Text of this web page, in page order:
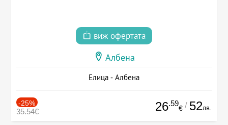
виж офертата
Албена
Елица - Албена
-25%
35.54€ 26.59
€ / 52лв.